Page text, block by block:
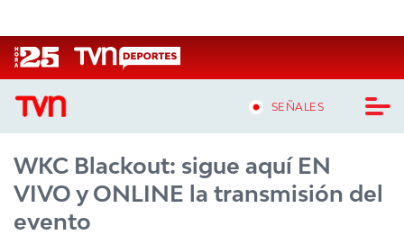
SEÑALES
CASTING MASTERCHEF CHILE
CASTING TVN VERTICAL
WKC Blackout: sigue aquí EN
VIVO y ONLINE la transmisión del
evento